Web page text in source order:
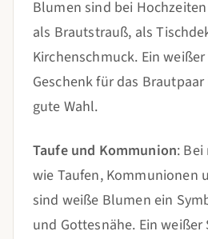
Blumen sind bei
als Brautstrauß, als
Kirchenschmuck. Ein
Geschenk für das
gute Wahl.
Taufe und Kommunion:
wie Taufen, Kommunionen
sind weiße Blumen ein
und Gottesnähe. Ein weißer